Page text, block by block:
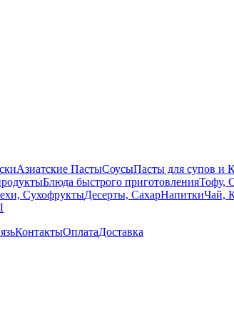
Азиатские ПастыСоусыПасты для супов и
Блюда быстрого приготовленияТофу,
СухофруктыДесерты, СахарНапиткиЧай,
КонтактыОплатаДоставка